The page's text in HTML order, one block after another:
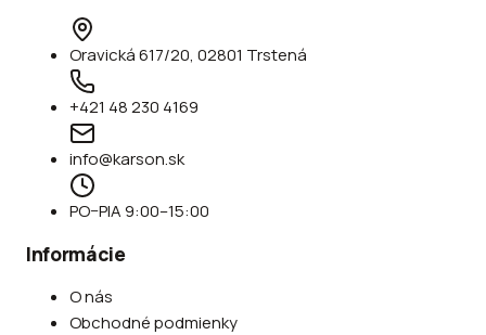
Oravická 617/20, 02801 Trstená
+421 48 230 4169
info@karson.sk
PO–PIA 9:00–15:00
Informácie
O nás
Obchodné podmienky